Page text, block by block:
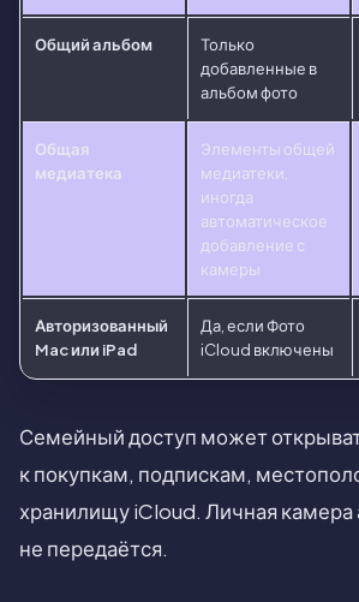
Общий альбом
Только
добавленные в
альбом фото
Общая
медиатека
Элементы общей
медиатеки,
иногда
автоматическое
добавление с
камеры
Авторизованный
Mac или iPad
Да, если Фото
iCloud включены
Семейный доступ может
к покупкам, подпискам,
хранилищу iCloud. Личная камера
не передаётся.